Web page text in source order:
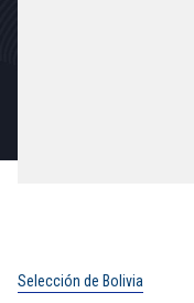
Selección de Bolivia